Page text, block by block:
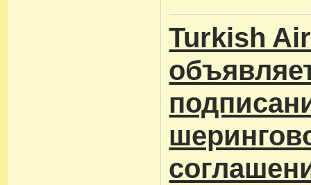
Turkish